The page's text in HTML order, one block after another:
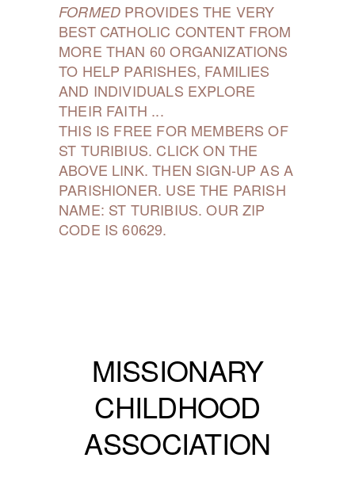
FORMED PROVIDES THE VERY
BEST CATHOLIC CONTENT FROM
MORE THAN 60 ORGANIZATIONS
TO HELP PARISHES, FAMILIES
AND INDIVIDUALS EXPLORE
THEIR FAITH ...
THIS IS FREE FOR MEMBERS OF
ST TURIBIUS. CLICK ON THE
ABOVE LINK. THEN SIGN-UP AS A
PARISHIONER. USE THE PARISH
NAME: ST TURIBIUS. OUR ZIP
CODE IS 60629.
MISSIONARY
CHILDHOOD
ASSOCIATION